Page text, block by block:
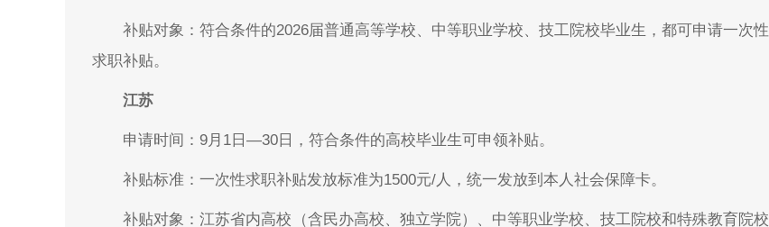
补贴对象：符合条件的2026届普通高等学校、中等职业学校、技工院校毕业生，都可申请一次性
求职补贴。
江苏
申请时间：9月1日—30日，符合条件的高校毕业生可申领补贴。
补贴标准：一次性求职补贴发放标准为1500元/人，统一发放到本人社会保障卡。
补贴对象：江苏省内高校（含民办高校、独立学院）、中等职业学校、技工院校和特殊教育院校